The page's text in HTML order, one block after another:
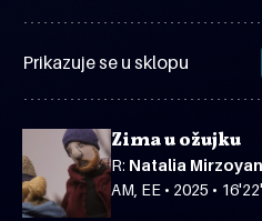
Prikazuje se u sklopu
Zima u ožujku
R: Natalia Mirzoyan
AM, EE • 2025 •